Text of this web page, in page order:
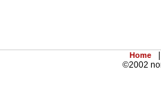
Home
©2002